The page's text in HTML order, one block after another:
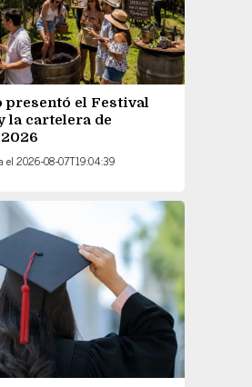
presentó el Festival
la cartelera de
el 2026-08-07T19:04:39